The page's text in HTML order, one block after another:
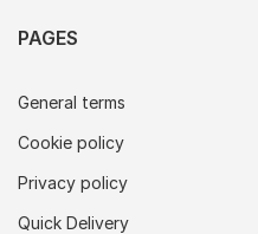
PAGES
General terms
Cookie policy
Privacy policy
Quick Delivery